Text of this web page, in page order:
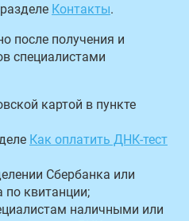
Контакты.
после получения и
специалистами
картой в пункте
Как оплатить ДНК-тест
Сбербанка или
по квитанции;
наличными или